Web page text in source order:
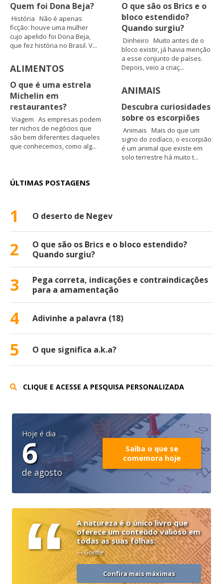
Quem foi Dona Beja?
História Não é apenas
ficção: houve uma mulher
cujo apelido foi Dona Beja,
que fez história no Brasil. V...
ALIMENTOS
O que é uma estrela
Michelin em
restaurantes?
Viagem As empresas podem
ter nichos de negócios que
são bem diferentes daqueles
que conhecemos, como alg...
O que são os Brics e o
bloco estendido?
Quando surgiu?
Dinheiro Muito antes de o
bloco existir, já havia menção
a esse conjunto de países.
Depois, veio a criaç...
ANIMAIS
Descubra curiosidades
sobre os escorpiões
Animais Mais do que um
signo do zodíaco, o escorpião
é um animal que existe em
solo terrestre há muito t...
ÚLTIMAS POSTAGENS
1 O deserto de Negev
2
O que são os Brics e o bloco estendido?
Quando surgiu?
3
Pega correta, indicações e contraindicações
para a amamentação
4 Adivinhe a palavra (18)
5 O que significa a.k.a?
CLIQUE E ACESSE A PESQUISA PERSONALIZADA
Hoje é dia
6
de agosto
Saiba o que se
comemora hoje
“
A natureza é o único livro que
oferece um conteúdo valioso em
todas as suas folhas.
— Goethe
Confira mais máximas